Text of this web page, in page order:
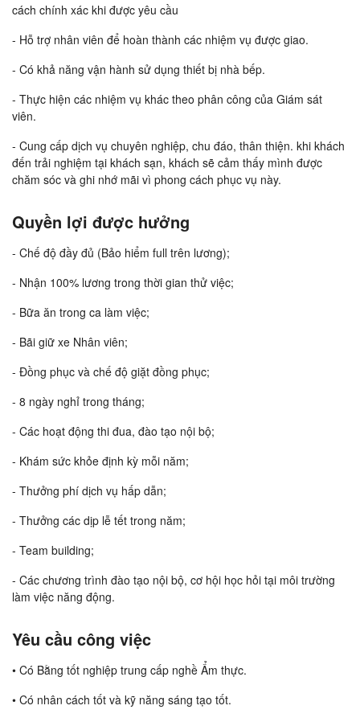
cách chính xác khi được yêu cầu
- Hỗ trợ nhân viên để hoàn thành các nhiệm vụ được giao.
- Có khả năng vận hành sử dụng thiết bị nhà bếp.
- Thực hiện các nhiệm vụ khác theo phân công của Giám sát
viên.
- Cung cấp dịch vụ chuyên nghiệp, chu đáo, thân thiện. khi khách
đến trải nghiệm tại khách sạn, khách sẽ cảm thấy mình được
chăm sóc và ghi nhớ mãi vì phong cách phục vụ này.
Quyền lợi được hưởng
- Chế độ đầy đủ (Bảo hiểm full trên lương);
- Nhận 100% lương trong thời gian thử việc;
- Bữa ăn trong ca làm việc;
- Bãi giữ xe Nhân viên;
- Đồng phục và chế độ giặt đồng phục;
- 8 ngày nghỉ trong tháng;
- Các hoạt động thi đua, đào tạo nội bộ;
- Khám sức khỏe định kỳ mỗi năm;
- Thưởng phí dịch vụ hấp dẫn;
- Thưởng các dịp lễ tết trong năm;
- Team building;
- Các chương trình đào tạo nội bộ, cơ hội học hỏi tại môi trường
làm việc năng động.
Yêu cầu công việc
• Có Bằng tốt nghiệp trung cấp nghề Ẩm thực.
• Có nhân cách tốt và kỹ năng sáng tạo tốt.